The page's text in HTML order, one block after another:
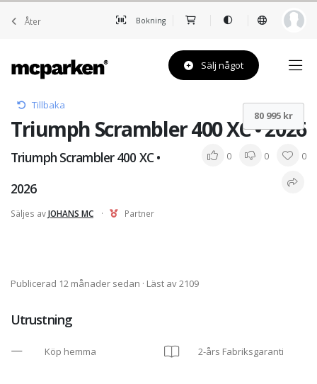
Åter Bokning
Sälj något
Tillbaka
Triumph Scrambler 400 XC • 2026
Triumph Scrambler 400 XC •
2026
0 0 0
Säljes avJOHANS MC · Partner
80 995 kr
Publicerad 12 månader sedan · Läst av 2109
Utrustning
Köp hemma 2-års Fabriksgaranti